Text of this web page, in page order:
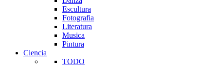
Escultura
Fotografia
Literatura
Musica
Pintura
Ciencia
TODO